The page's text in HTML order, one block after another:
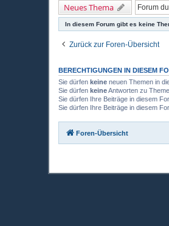
Neues Thema
In diesem Forum gibt es keine
Zurück zur Foren-Übersicht
BERECHTIGUNGEN IN DIESEM
Sie dürfen keine neuen Themen in
Sie dürfen keineAntworten zu
Sie dürfen Ihre Beiträge in diesem
Sie dürfen Ihre Beiträge in diesem
Foren-Übersicht